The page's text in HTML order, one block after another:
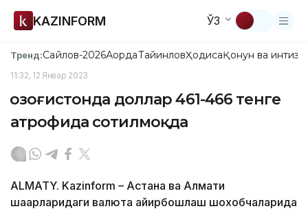
KAZINFORM ЎЗ
Тренд:Сайлов-2026АқордаТайинловҲодисаҚонун ва
11:32, 12 Январ 2023
Қозоғистонда доллар 461-466 тенге
атрофида сотилмоқда
ALMATY. Kazinform – Астана ва Алмати
шаҳарларидаги валюта айирбошлаш шохобчаларида